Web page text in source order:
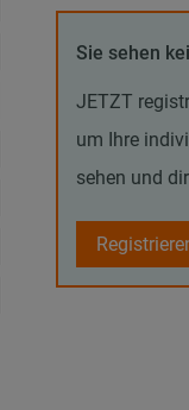
Sie sehen
JETZT
um Ihre
sehen und